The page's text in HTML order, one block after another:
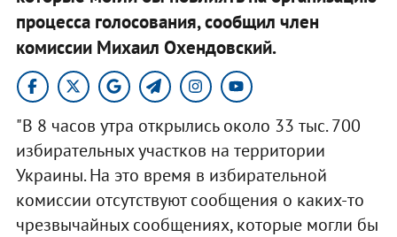
процесса голосования, сообщил член
комиссии Михаил Охендовский.
"В 8 часов утра открылись около 33 тыс. 700
избирательных участков на территории
Украины. На это время в избирательной
комиссии отсутствуют сообщения о каких-то
чрезвычайных сообщениях, которые могли бы